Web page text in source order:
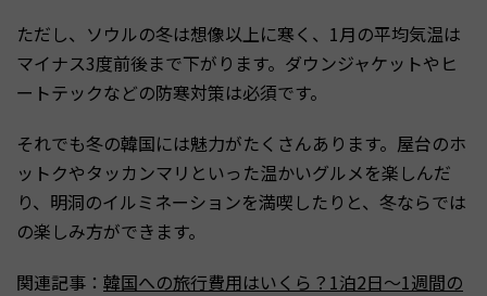
ただし、ソウルの冬は想像以上に寒く、1月の平均気温は
マイナス3度前後まで下がります。ダウンジャケットやヒ
ートテックなどの防寒対策は必須です。
それでも冬の韓国には魅力がたくさんあります。屋台のホ
ットクやタッカンマリといった温かいグルメを楽しんだ
り、明洞のイルミネーションを満喫したりと、冬ならでは
の楽しみ方ができます。
関連記事： 韓国への旅行費用はいくら？1泊2日〜1週間の